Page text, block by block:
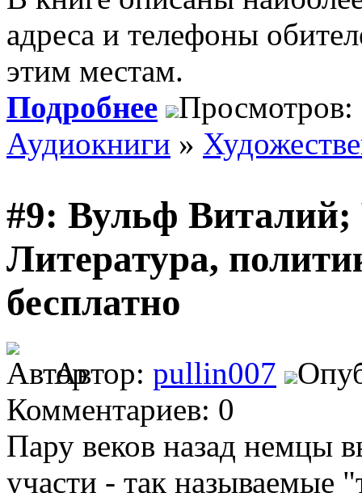
адреса и телефоны
этим местам.
Подробнее
Просмотров:
Аудиокниги »
#9: Вульф
Литература,
бесплатно
Автор: pullin007
Комментариев: 0
Пару веков назад немцы
участи - так называемые